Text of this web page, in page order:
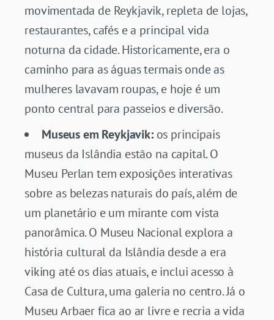
movimentada de Reykjavik, repleta de lojas,
restaurantes, cafés e a principal vida
noturna da cidade. Historicamente, era o
caminho para as águas termais onde as
mulheres lavavam roupas, e hoje é um
ponto central para passeios e diversão.
Museus em Reykjavik: os principais
museus da Islândia estão na capital. O
Museu Perlan tem exposições interativas
sobre as belezas naturais do país, além de
um planetário e um mirante com vista
panorâmica. O Museu Nacional explora a
história cultural da Islândia desde a era
viking até os dias atuais, e inclui acesso à
Casa de Cultura, uma galeria no centro. Já o
Museu Arbaer fica ao ar livre e recria a vida